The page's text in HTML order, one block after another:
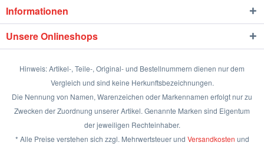
Informationen
Unsere Onlineshops
Hinweis: Artikel-, Teile-, Original- und Bestellnummern dienen nur dem
Vergleich und sind keine Herkunftsbezeichnungen.
Die Nennung von Namen, Warenzeichen oder Markennamen erfolgt nur zu
Zwecken der Zuordnung unserer Artikel. Genannte Marken sind Eigentum
der jeweiligen Rechteinhaber.
* Alle Preise verstehen sich zzgl. Mehrwertsteuer und Versandkosten und